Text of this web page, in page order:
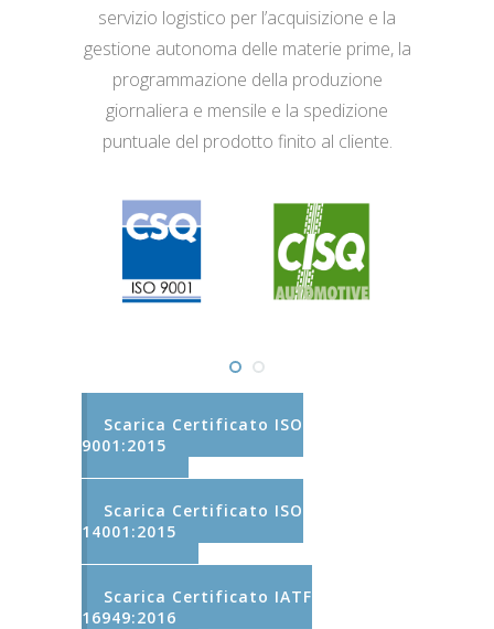
servizio logistico per l’acquisizione e la
gestione autonoma delle materie prime, la
programmazione della produzione
giornaliera e mensile e la spedizione
puntuale del prodotto finito al cliente.
Scarica Certificato ISO
9001:2015
Scarica Certificato ISO
14001:2015
Scarica Certificato IATF
16949:2016